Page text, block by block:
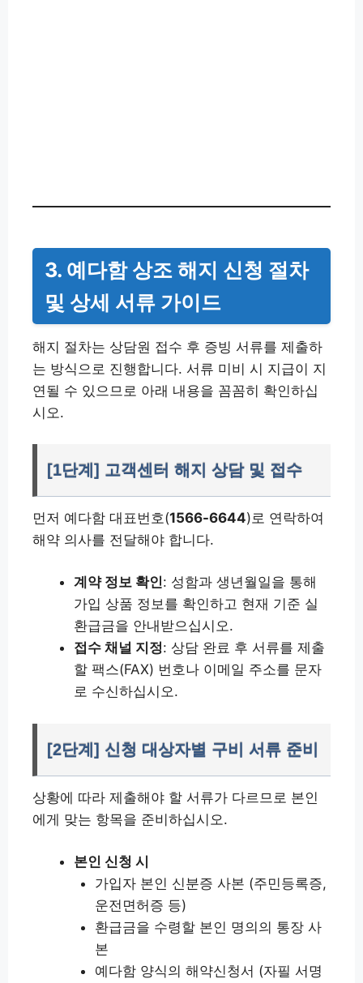
3. 예다함 상조 해지 신청 절차
및 상세 서류 가이드
해지 절차는 상담원 접수 후 증빙 서류를 제출하
는 방식으로 진행합니다. 서류 미비 시 지급이 지
연될 수 있으므로 아래 내용을 꼼꼼히 확인하십
시오.
[1단계] 고객센터 해지 상담 및 접수
먼저 예다함 대표번호(1566-6644)로 연락하여
해약 의사를 전달해야 합니다.
계약 정보 확인: 성함과 생년월일을 통해
가입 상품 정보를 확인하고 현재 기준 실
환급금을 안내받으십시오.
접수 채널 지정: 상담 완료 후 서류를 제출
할 팩스(FAX) 번호나 이메일 주소를 문자
로 수신하십시오.
[2단계] 신청 대상자별 구비 서류 준비
상황에 따라 제출해야 할 서류가 다르므로 본인
에게 맞는 항목을 준비하십시오.
본인 신청 시
가입자 본인 신분증 사본 (주민등록증,
운전면허증 등)
환급금을 수령할 본인 명의의 통장 사
본
예다함 양식의 해약신청서 (자필 서명